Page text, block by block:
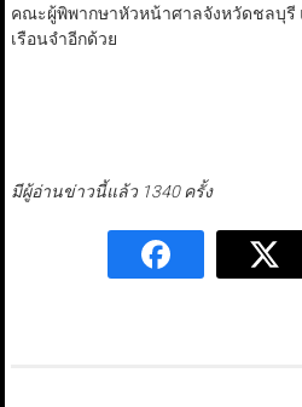
คณะผู้พิพากษาหัวหน้าศาลจังหวัดชลบุรี
เรือนจำอีกด้วย
มีผู้อ่านข่าวนี้แล้ว 1340 ครั้ง